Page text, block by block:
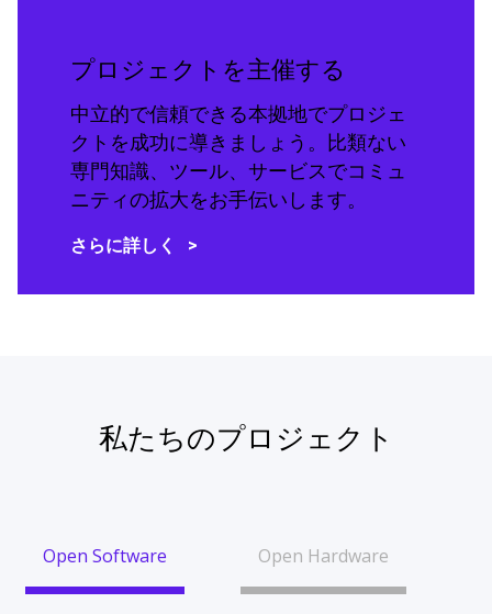
プロジェクトを主催する
中立的で信頼できる本拠地でプロジェ
クトを成功に導きましょう。比類ない
専門知識、ツール、サービスでコミュ
ニティの拡大をお手伝いします。
さらに詳しく
私たちのプロジェクト
Open Software Open Hardware